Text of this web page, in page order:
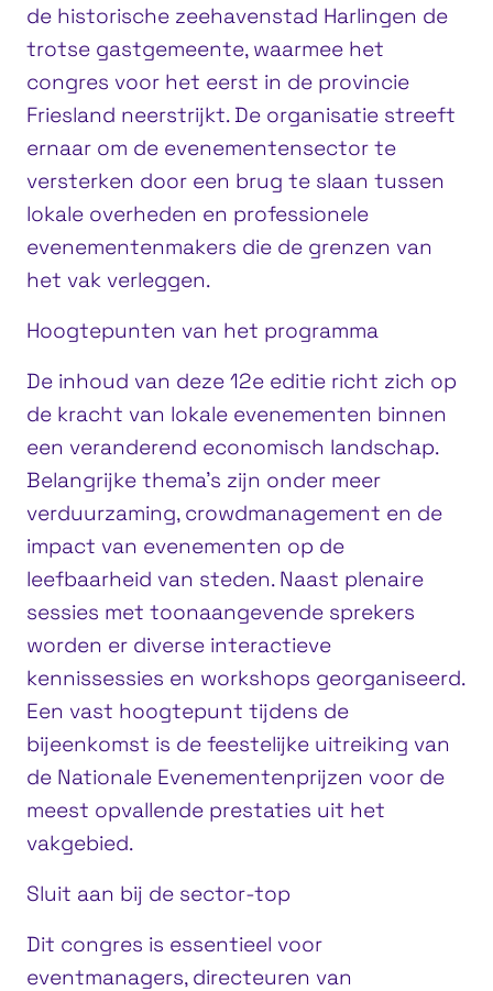
de historische zeehavenstad Harlingen de
trotse gastgemeente, waarmee het
congres voor het eerst in de provincie
Friesland neerstrijkt. De organisatie streeft
ernaar om de evenementensector te
versterken door een brug te slaan tussen
lokale overheden en professionele
evenementenmakers die de grenzen van
het vak verleggen.
Hoogtepunten van het programma
De inhoud van deze 12e editie richt zich op
de kracht van lokale evenementen binnen
een veranderend economisch landschap.
Belangrijke thema’s zijn onder meer
verduurzaming, crowdmanagement en de
impact van evenementen op de
leefbaarheid van steden. Naast plenaire
sessies met toonaangevende sprekers
worden er diverse interactieve
kennissessies en workshops georganiseerd.
Een vast hoogtepunt tijdens de
bijeenkomst is de feestelijke uitreiking van
de Nationale Evenementenprijzen voor de
meest opvallende prestaties uit het
vakgebied.
Sluit aan bij de sector-top
Dit congres is essentieel voor
eventmanagers, directeuren van